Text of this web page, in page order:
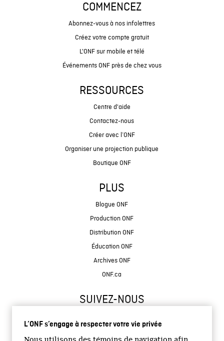
L’ONF s’engage à respecter votre vie privée
COMMENCEZ
Abonnez-vous à nos infolettres
Créez votre compte gratuit
L'ONF sur mobile et télé
Événements ONF près de chez vous
RESSOURCES
Centre d'aide
Contactez-nous
Créer avec l’ONF
Organiser une projection publique
Boutique ONF
PLUS
Blogue ONF
Production ONF
Distribution ONF
Éducation ONF
Archives ONF
ONF.ca
SUIVEZ-NOUS